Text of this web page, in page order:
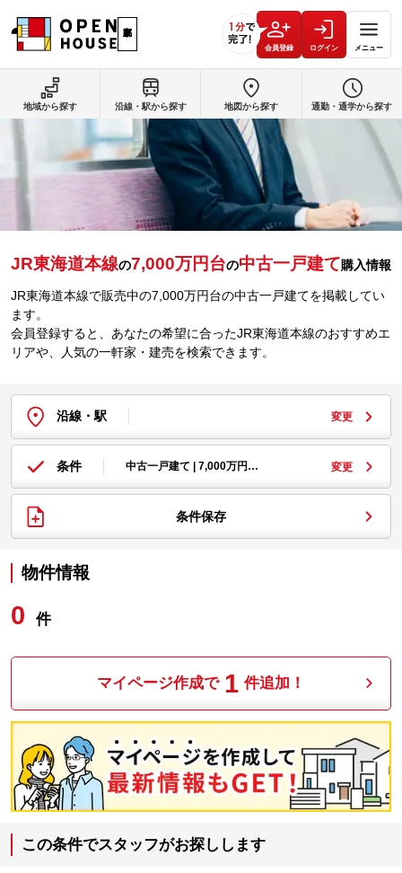
会員登録 ログイン メニュー
JR東海道本線の7,000万円台の中古一戸建て購入情報
JR東海道本線で販売中の7,000万円台の中古一戸建てを掲載してい
ます。
会員登録すると、あなたの希望に合ったJR東海道本線のおすすめエ
リアや、人気の一軒家・建売を検索できます。
沿線・駅 変更
条件 中古一戸建て | 7,000万円… 変更
条件保存
物件情報
0 件
マイページ作成で 1 件追加！
この条件でスタッフがお探しします
地域から探す 沿線・駅から探す 地図から探す 通勤・通学から探す